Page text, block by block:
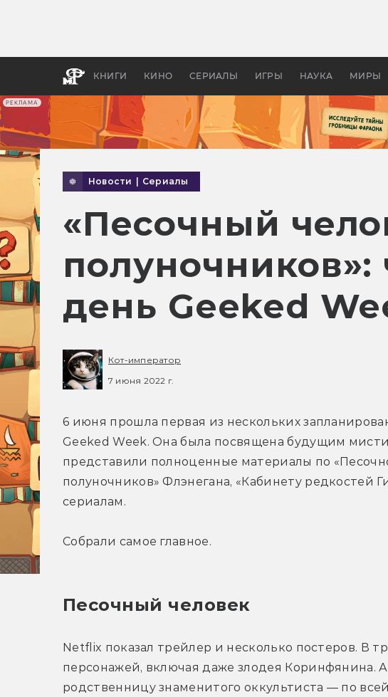
РЕКЛАМА
КНИГИ КИНО СЕРИАЛЫ ИГРЫ НАУКА МИРЫ
апокалипсис, в
Новости Сериалы
«Песочный
день Geeked
Кот-император
7 июня 2022 г.
6 июня прошла первая из нескольких
Geeked Week. Она была посвящена будущим
представили полноценные материалы по
полуночников» Флэнегана, «Кабинету редкостей
сериалам.
Собрали самое главное.
Песочный человек
Netflix показал трейлер и несколько постеров. В
персонажей, включая даже злодея Коринфянина.
родственницу знаменитого оккультиста — по